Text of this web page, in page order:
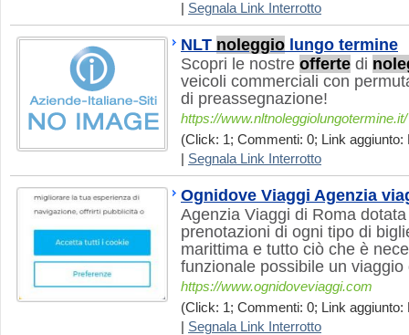
Segnala Link Interrotto
NLT noleggio lungo termine
Scopri le nostre offerte di
veicoli commerciali con
di preassegnazione!
https://www.nltnoleggiolungotermine.it/
(Click: 1; Commenti: 0; Link aggiunto:
Segnala Link Interrotto
Ognidove Viaggi Agenzia
Agenzia Viaggi di Roma
prenotazioni di ogni tipo di
marittima e tutto ciò che è
funzionale possibile un
https://www.ognidoveviaggi.com
(Click: 1; Commenti: 0; Link aggiunto:
Segnala Link Interrotto